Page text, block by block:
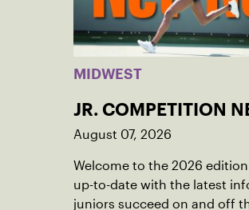
MIDWEST
JR. COMPETITION
August 07, 2026
Welcome to the 2026
up-to-date with the latest
juniors succeed on and off